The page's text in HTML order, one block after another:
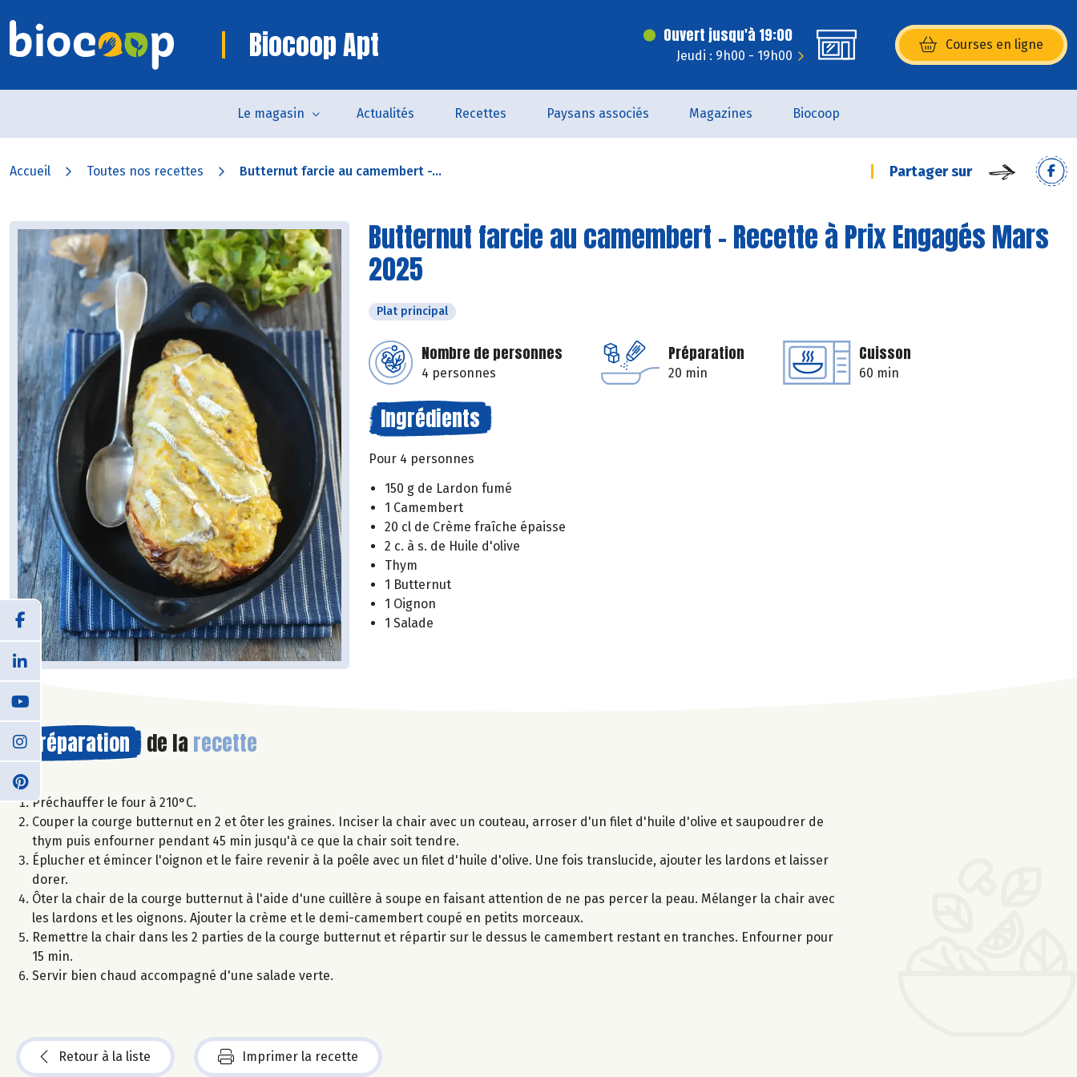
Biocoop Apt Ouvert jusqu'à 19:00
Jeudi : 9h00 - 19h00
Courses en ligne
(s’ouvre dans une nouvelle
Le magasin Actualités Recettes Paysans associés Magazines Biocoop
Accueil Toutes nos recettes Butternut farcie au camembert -... Partager sur
Butternut farcie au camembert - Recette à Prix Engagés Mars
2025
Plat principal
Nombre de personnes
4 personnes
Préparation
20 min
Cuisson
60 min
Ingrédients
Pour 4 personnes
150 g de Lardon fumé
1 Camembert
20 cl de Crème fraîche épaisse
2 c. à s. de Huile d'olive
Thym
1 Butternut
1 Oignon
1 Salade
Préparation de la recette
Préchauffer le four à 210°C.
Couper la courge butternut en 2 et ôter les graines. Inciser la chair avec un couteau, arroser d'un filet d'huile d'olive et saupoudrer de
thym puis enfourner pendant 45 min jusqu'à ce que la chair soit tendre.
Éplucher et émincer l'oignon et le faire revenir à la poêle avec un filet d'huile d'olive. Une fois translucide, ajouter les lardons et laisser
dorer.
Ôter la chair de la courge butternut à l'aide d'une cuillère à soupe en faisant attention de ne pas percer la peau. Mélanger la chair avec
les lardons et les oignons. Ajouter la crème et le demi-camembert coupé en petits morceaux.
Remettre la chair dans les 2 parties de la courge butternut et répartir sur le dessus le camembert restant en tranches. Enfourner pour
15 min.
Servir bien chaud accompagné d'une salade verte.
Retour à la liste Imprimer la recette